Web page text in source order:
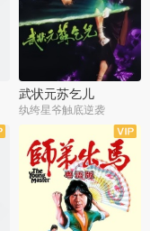
武状元苏乞儿
纨绔星爷触底逆袭